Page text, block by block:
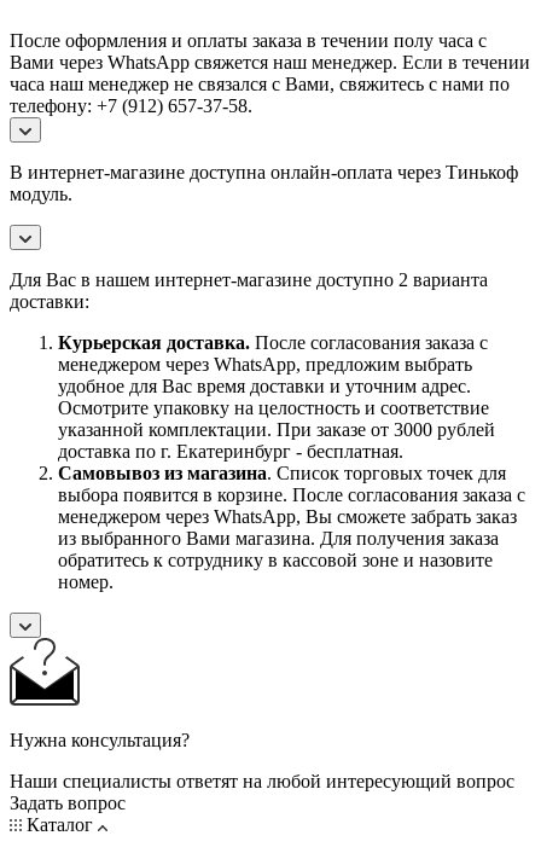
После оформления и оплаты заказа в течении полу часа с
Вами через WhatsApp свяжется наш менеджер. Если в течении
часа наш менеджер не связался с Вами, свяжитесь с нами по
телефону: +7 (912) 657-37-58.
В интернет-магазине доступна онлайн-оплата через Тинькоф
модуль.
Для Вас в нашем интернет-магазине доступно 2 варианта
доставки:
Курьерская доставка. После согласования заказа с
менеджером через WhatsApp, предложим выбрать
удобное для Вас время доставки и уточним адрес.
Осмотрите упаковку на целостность и соответствие
указанной комплектации. При заказе от 3000 рублей
доставка по г. Екатеринбург - бесплатная.
Самовывоз из магазина. Список торговых точек для
выбора появится в корзине. После согласования заказа с
менеджером через WhatsApp, Вы сможете забрать заказ
из выбранного Вами магазина. Для получения заказа
обратитесь к сотруднику в кассовой зоне и назовите
номер.
Нужна консультация?
Наши специалисты ответят на любой интересующий вопрос
Задать вопрос
Каталог